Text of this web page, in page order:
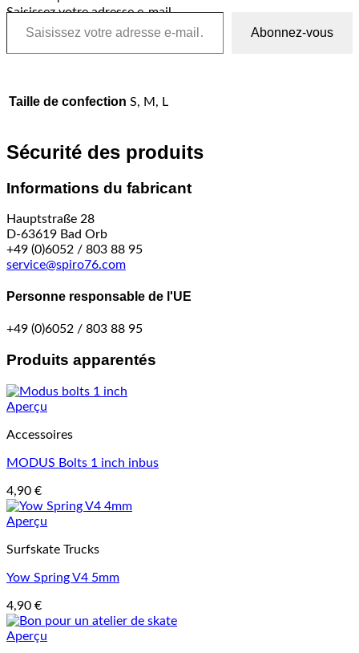
Saisissez votre adresse e-mail…
Abonnez-vous
Taille de confection S, M, L
Sécurité des produits
Informations du fabricant
Hauptstraße 28
D-63619 Bad Orb
+49 (0)6052 / 803 88 95
service@spiro76.com
Personne responsable de l'UE
+49 (0)6052 / 803 88 95
Produits apparentés
Aperçu
Accessoires
MODUS Bolts 1 inch inbus
4,90 €
Aperçu
Surfskate Trucks
Yow Spring V4 5mm
4,90 €
Aperçu